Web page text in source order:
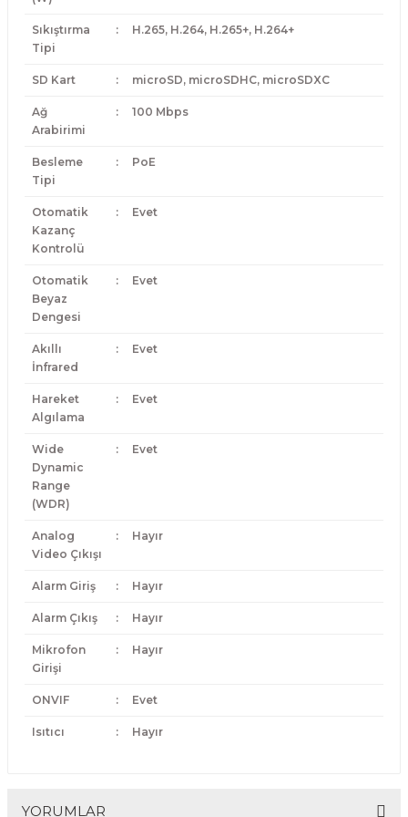
Sıkıştırma
Tipi
: H.265, H.264, H.265+, H.264+
SD Kart : microSD, microSDHC, microSDXC
Ağ
Arabirimi
: 100 Mbps
Besleme
Tipi
: PoE
Otomatik
Kazanç
Kontrolü
: Evet
Otomatik
Beyaz
Dengesi
: Evet
Akıllı
İnfrared
: Evet
Hareket
Algılama
: Evet
Wide
Dynamic
Range
(WDR)
: Evet
Analog
Video Çıkışı
: Hayır
Alarm Giriş : Hayır
Alarm Çıkış : Hayır
Mikrofon
Girişi
: Hayır
ONVIF : Evet
Isıtıcı : Hayır
YORUMLAR